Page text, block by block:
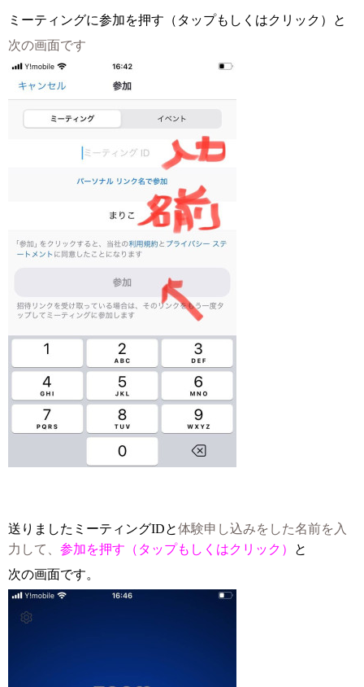
ミーティングに参加を押す（タップもしくはクリック）と
次の画面です
送りましたミーティングIDと体験申し込みをした名前を入
力して、 参加を押す（タップもしくはクリック）
と
次の画面です。